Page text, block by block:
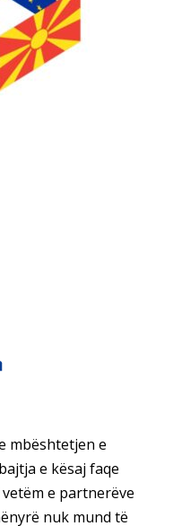
mbështetjen e
e kësaj faqe
e partnerëve
nuk mund të